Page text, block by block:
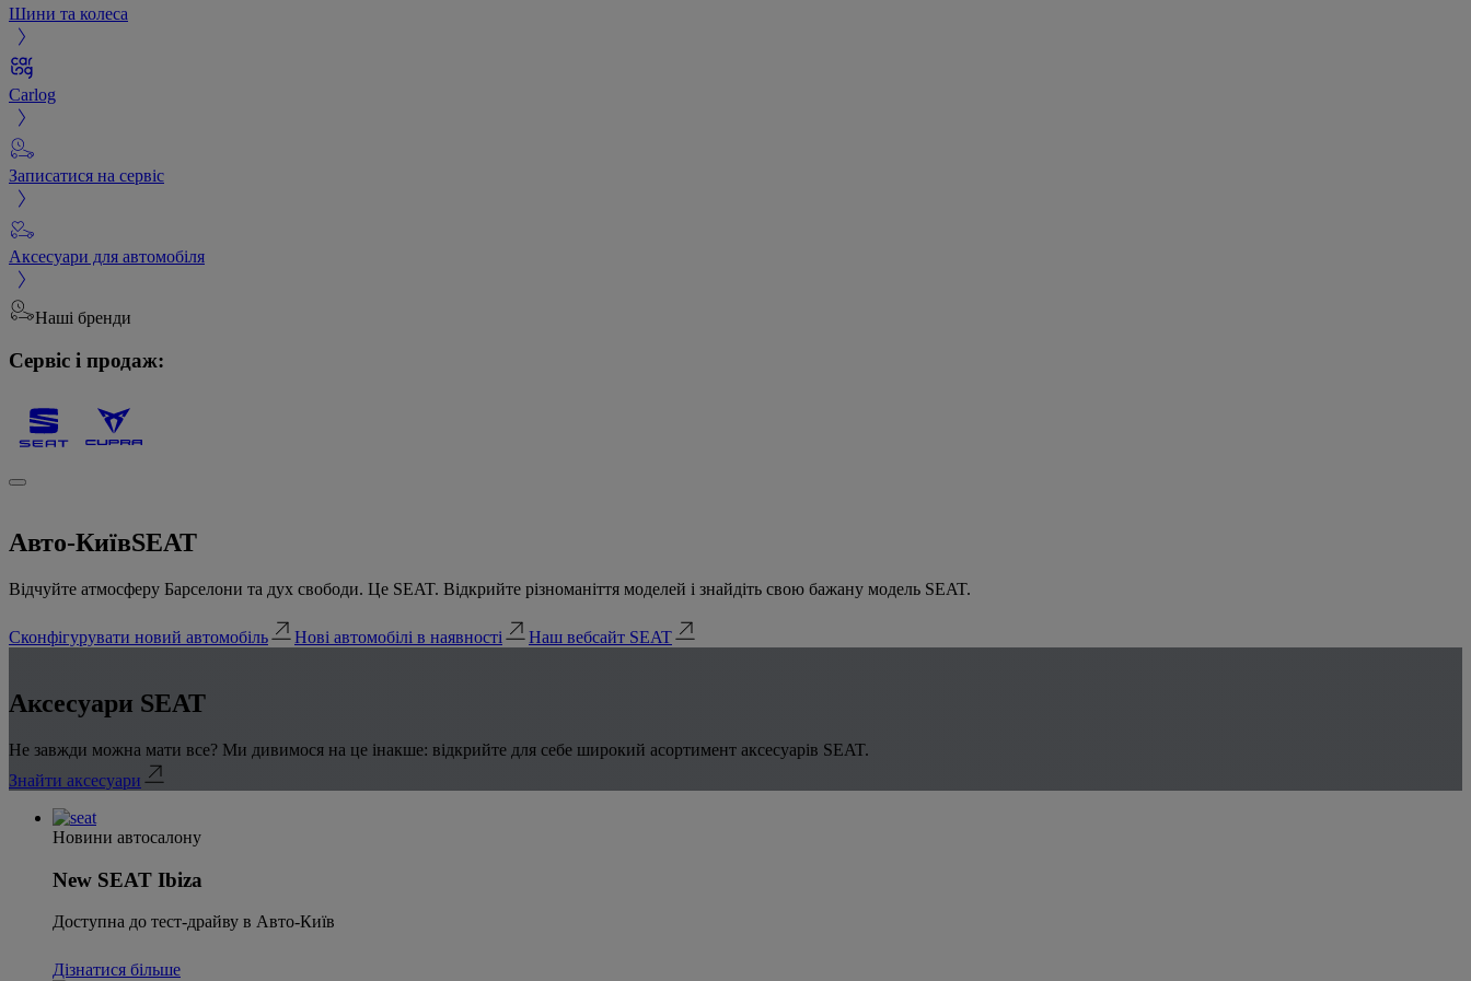
Шини та колеса
Carlog
Записатися на сервіс
Аксесуари для автомобіля
Наші бренди
Сервіс і продаж:
Авто-КиївSEAT
Відчуйте атмосферу Барселони та дух свободи. Це SEAT. Відкрийте різноманіття моделей і знайдіть свою бажану модель SEAT.
Сконфігурувати новий автомобіль Нові автомобілі в наявності Наш вебсайт SEAT
Аксесуари SEAT
Не завжди можна мати все? Ми дивимося на це інакше: відкрийте для себе широкий асортимент аксесуарів SEAT.
Знайти аксесуари
Новини автосалону
New SEAT Ibiza
Доступна до тест-драйву в Авто-Київ
Дізнатися більше